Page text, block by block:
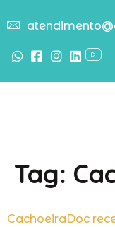
Tag:
CachoeiraDoc